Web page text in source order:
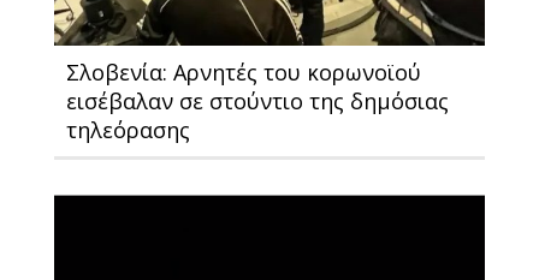
Σλοβενία: Αρνητές του κορωνοϊού
εισέβαλαν σε στούντιο της δημόσιας
τηλεόρασης